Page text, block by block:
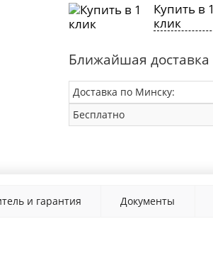
Купить в 1
клик
Ближайшая доставка
Доставка по Минску:
Бесплатно
и гарантия Документы